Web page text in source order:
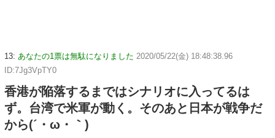
13: あなたの1票は無駄になりました 2020/05/22(金) 18:48:38.96
ID:7Jg3VpTY0
香港が陥落するまではシナリオに入ってるは
ず。台湾で米軍が動く。そのあと日本が戦争だ
から(´・ω・｀)